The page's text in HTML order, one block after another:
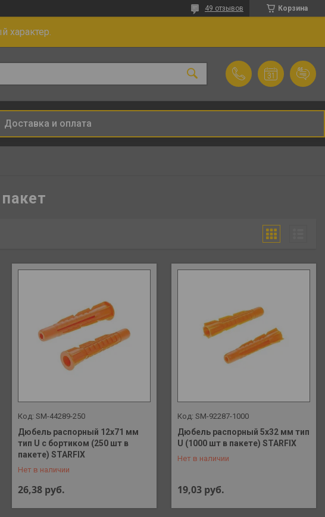
Корзина
49 отзывов
характер.
Доставка и оплата
SM-44289-250
Дюбель распорный 12х71 мм
тип U с бортиком (250 шт в
пакете) STARFIX
Нет в наличии
26,38 руб.
+375 (29) 648-41-90
SM-92287-1000
Дюбель распорный 5х32 мм тип
U (1000 шт в пакете) STARFIX
Нет в наличии
19,03 руб.